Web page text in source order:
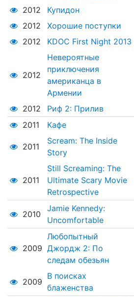
2012
Купидон
2012
Хорошие поступки
2012
KDOC First Night 2013
2012
Невероятные
приключения
американца в
Армении
2012 Риф 2: Прилив
2011
Кафе
2011
Scream: The Inside
Story
2011
Still Screaming: The
Ultimate Scary Movie
Retrospective
2010
Jamie Kennedy:
Uncomfortable
2009
Любопытный
Джордж 2: По
следам обезьян
2009
В поисках
блаженства